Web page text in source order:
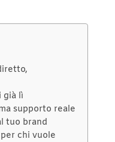
già lì
supporto reale
tuo brand
chi vuole